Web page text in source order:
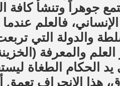
جوهراً وتنشأ كافة
فالعلم
والدولة التي
والمعرفة (الخزينة
يد الحكام الطغاة
هذا الانحراف تعمق